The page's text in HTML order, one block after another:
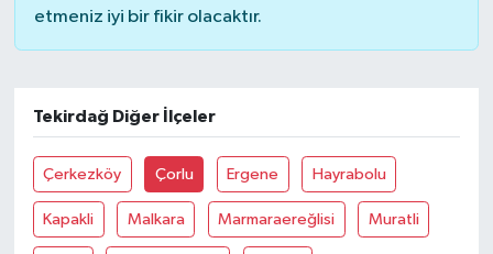
etmeniz iyi bir fikir olacaktır.
Tekirdağ Diğer İlçeler
Çerkezköy Çorlu Ergene Hayrabolu
Kapakli Malkara Marmaraereğlisi Muratli